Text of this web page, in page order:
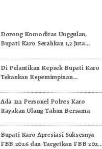
Dorong Komoditas Unggulan,
Bupati Karo Serahkan 1,2 Juta
Di Pelantikan Kepsek Bupati Karo
Tekankan Kepemimpinan
Pendidikan
Ada 122 Personel Polres Karo
Rayakan Ulang Tahun Bersama
Bupati Karo Apresiasi Suksesnya
FBB 2026 dan Targetkan FBB 2027